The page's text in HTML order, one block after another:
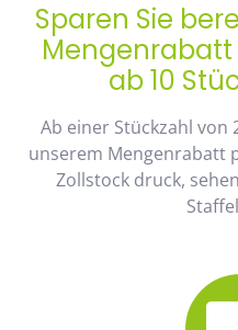
Sparen Sie
ab 10
Ab einer Stückzahl von
unserem Mengenrabatt
Zollstock druck,